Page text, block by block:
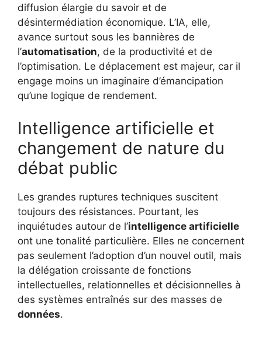
diffusion élargie du savoir et de
désintermédiation économique. L’IA, elle,
avance surtout sous les bannières de
l’automatisation, de la productivité et de
l’optimisation. Le déplacement est majeur, car il
engage moins un imaginaire d’émancipation
qu’une logique de rendement.
Intelligence artificielle et
changement de nature du
débat public
Les grandes ruptures techniques suscitent
toujours des résistances. Pourtant, les
inquiétudes autour de l’intelligence artificielle
ont une tonalité particulière. Elles ne concernent
pas seulement l’adoption d’un nouvel outil, mais
la délégation croissante de fonctions
intellectuelles, relationnelles et décisionnelles à
des systèmes entraînés sur des masses de
données.